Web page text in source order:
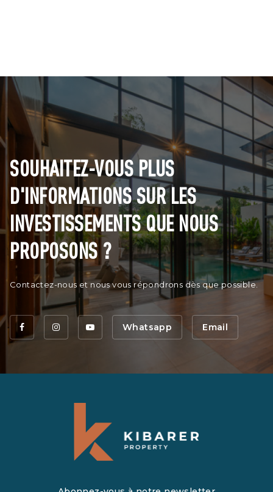
SOUHAITEZ-VOUS PLUS
D'INFORMATIONS SUR LES
INVESTISSEMENTS QUE NOUS
PROPOSONS ?
Contactez-nous et nous vous répondrons dès que possible.
Whatsapp Email